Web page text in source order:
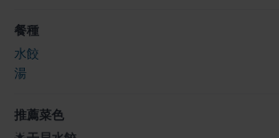
餐種
水餃
湯
推薦菜色